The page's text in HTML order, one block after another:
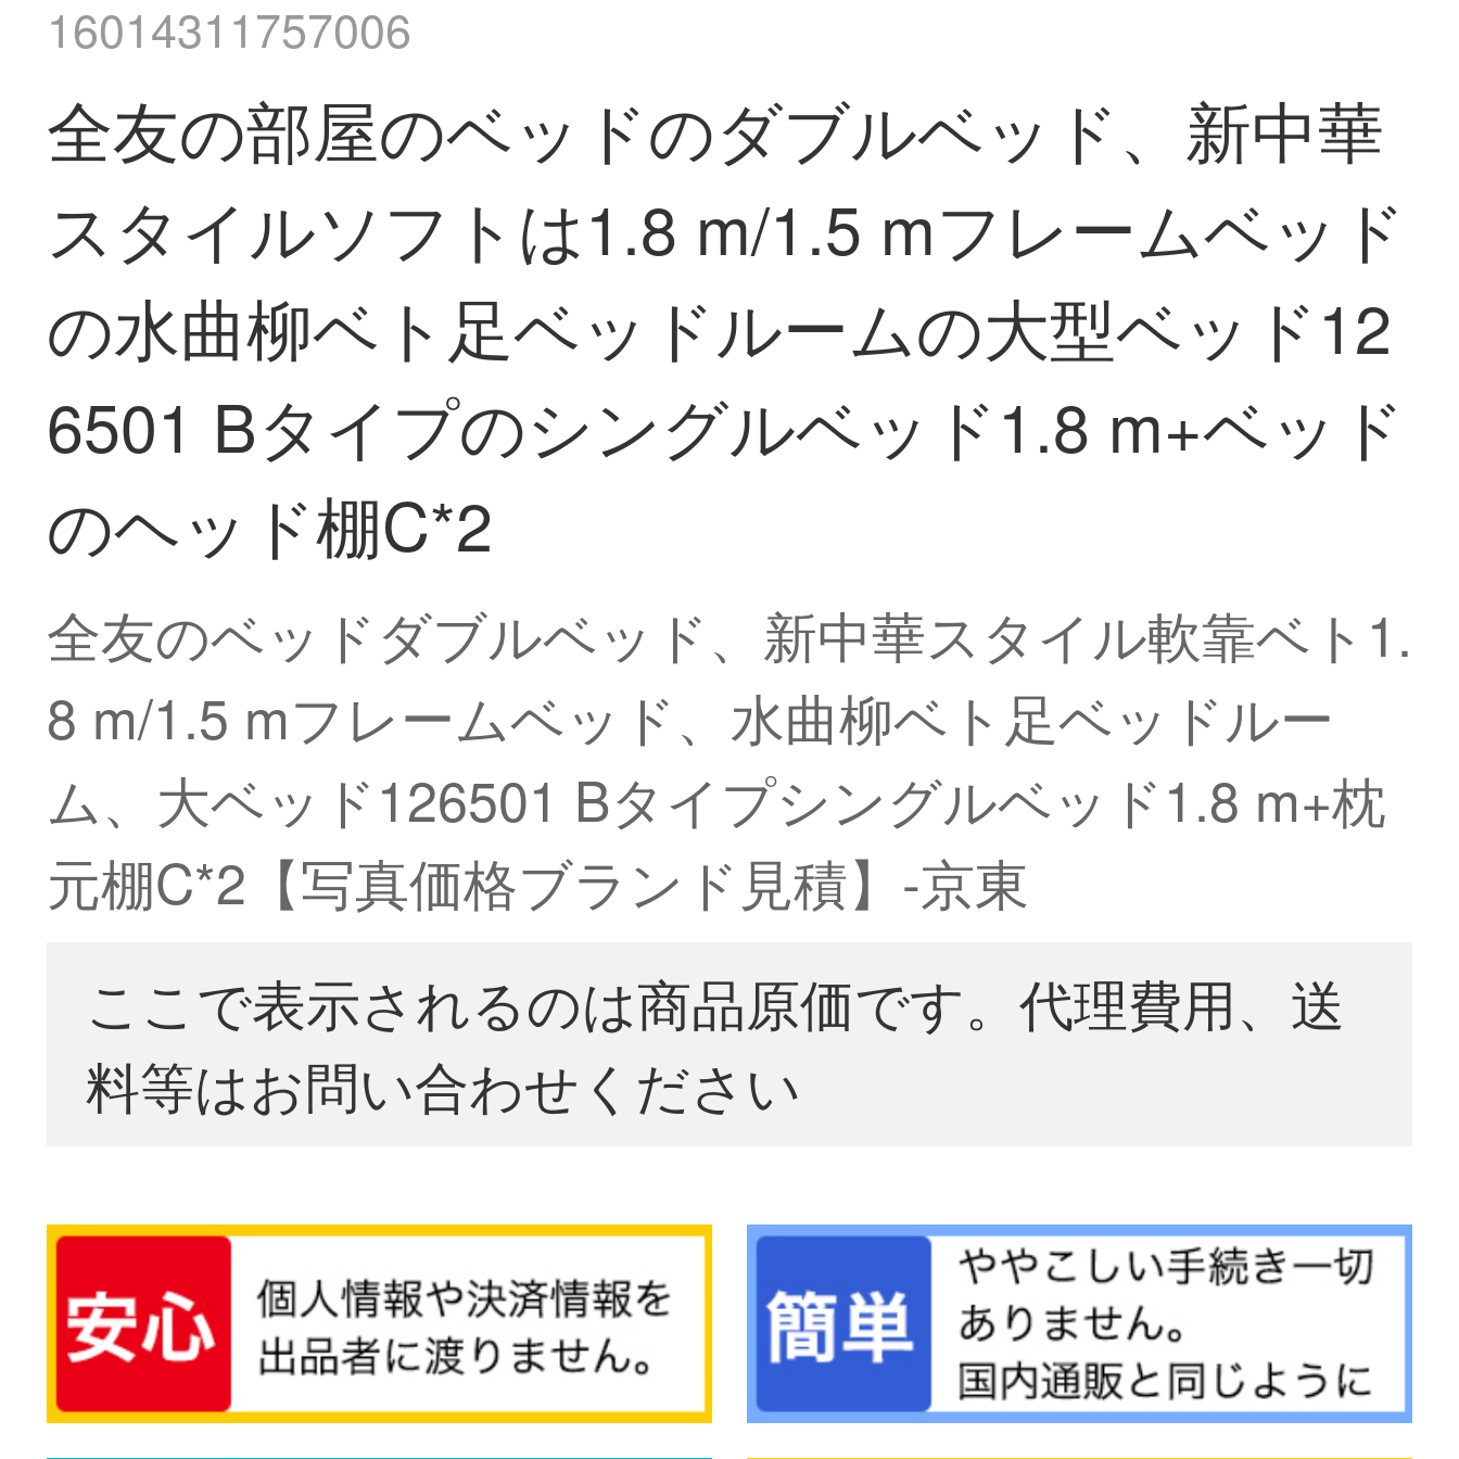
16014311757006
全友の部屋のベッドのダブルベッド、新中華
スタイルソフトは1.8 m/1.5 mフレームベッド
の水曲柳ベト足ベッドルームの大型ベッド12
6501 Bタイプのシングルベッド1.8 m+ベッド
のヘッド棚C*2
全友のベッドダブルベッド、新中華スタイル軟靠ベト1.
8 m/1.5 mフレームベッド、水曲柳ベト足ベッドルー
ム、大ベッド126501 Bタイプシングルベッド1.8 m+枕
元棚C*2【写真価格ブランド見積】-京東
ここで表示されるのは商品原価です。代理費用、送
料等はお問い合わせください